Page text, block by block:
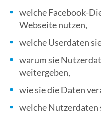
welche Facebook-
Webseite nutzen,
welche Userdaten
warum sie
weitergeben,
wie sie die Daten
welche Nutzerdaten